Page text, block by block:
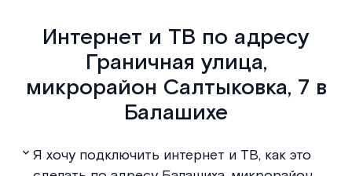
Интернет и ТВ по адресу
Граничная улица,
микрорайон Салтыковка, 7 в
Балашихе
Я хочу подключить интернет и ТВ, как это